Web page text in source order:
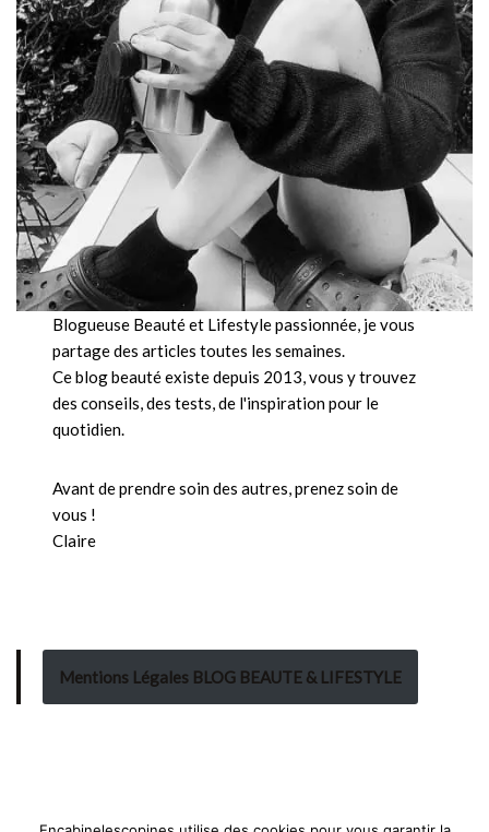
Blogueuse Beauté et Lifestyle passionnée, je vous
partage des articles toutes les semaines.
Ce blog beauté existe depuis 2013, vous y trouvez
des conseils, des tests, de l'inspiration pour le
quotidien.
Avant de prendre soin des autres, prenez soin de
vous !
Claire
Mentions Légales BLOG BEAUTE & LIFESTYLE